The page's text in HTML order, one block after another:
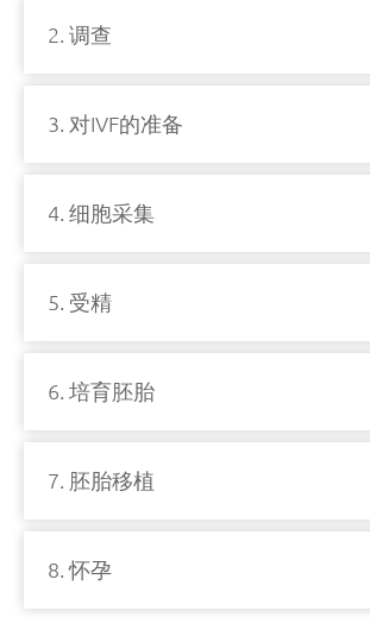
2. 调查
3. 对IVF的准备
4. 细胞采集
5. 受精
6. 培育胚胎
7. 胚胎移植
8. 怀孕